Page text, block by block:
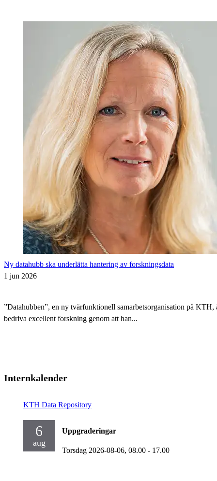
Ny datahubb ska underlätta hantering av forskningsdata
1 jun 2026
”Datahubben”, en ny tvärfunktionell samarbetsorganisation på
bedriva excellent forskning genom att han...
Internkalender
KTH Data Repository
6
aug
Uppgraderingar
Torsdag 2026-08-06, 08.00 - 17.00